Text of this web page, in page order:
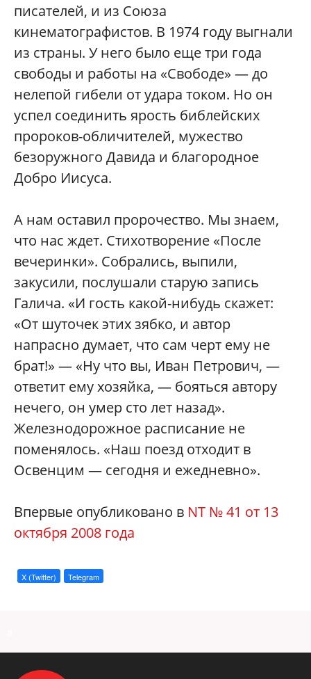
писателей, и из Союза
кинематографистов. В 1974 году выгнали
из страны. У него было еще три года
свободы и работы на «Свободе» — до
нелепой гибели от удара током. Но он
успел соединить ярость библейских
пророков-обличителей, мужество
безоружного Давида и благородное
Добро Иисуса.
А нам оставил пророчество. Мы знаем,
что нас ждет. Стихотворение «После
вечеринки». Собрались, выпили,
закусили, послушали старую запись
Галича. «И гость какой-нибудь скажет:
«От шуточек этих зябко, и автор
напрасно думает, что сам черт ему не
брат!» — «Ну что вы, Иван Петрович, —
ответит ему хозяйка, — бояться автору
нечего, он умер сто лет назад».
Железнодорожное расписание не
поменялось. «Наш поезд отходит в
Освенцим — сегодня и ежедневно».
Впервые опубликовано в NT № 41 от 13
октября 2008 года
X (Twitter) Telegram